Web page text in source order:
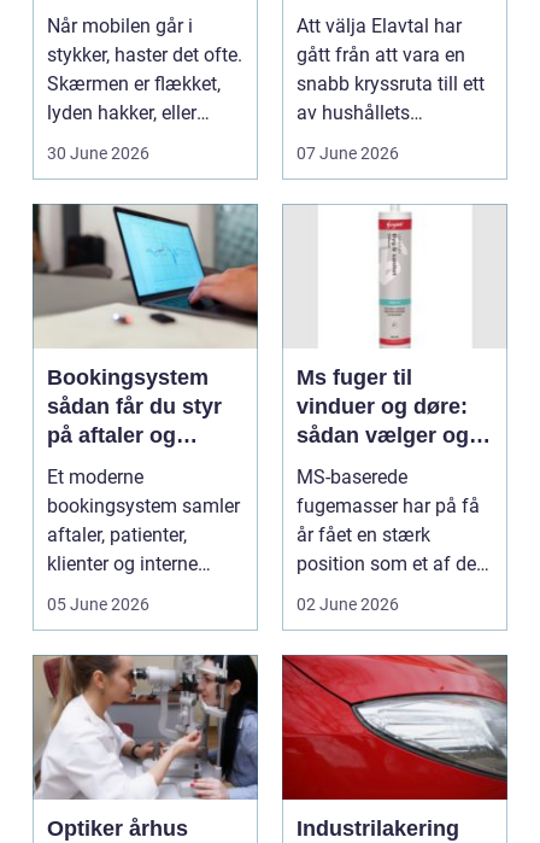
værksted
Når mobilen går i
stykker, haster det ofte.
Skærmen er flækket,
lyden hakker, eller
batteriet løber ...
30 June 2026
elmarknad
Att välja Elavtal har
gått från att vara en
snabb kryssruta till ett
av hushållets
viktigaste ekonom...
07 June 2026
Bookingsystem
sådan får du styr
på aftaler og
arbejdsgange
Et moderne
bookingsystem samler
aftaler, patienter,
klienter og interne
arbejdsgange ét sted. I
05 June 2026
Ms fuger til
vinduer og døre:
sådan vælger og
bruger du dem
rigtigt
MS-baserede
fugemasser har på få
år fået en stærk
position som et af de
mest alsidige valg til
02 June 2026
Optiker århus
Industrilakering